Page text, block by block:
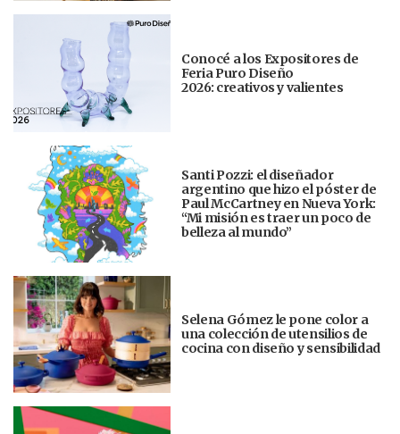
Conocé a los Expositores de
Feria Puro Diseño
2026: creativos y valientes
Santi Pozzi: el diseñador
argentino que hizo el póster de
Paul McCartney en Nueva York:
“Mi misión es traer un poco de
belleza al mundo”
Selena Gómez le pone color a
una colección de utensilios de
cocina con diseño y sensibilidad